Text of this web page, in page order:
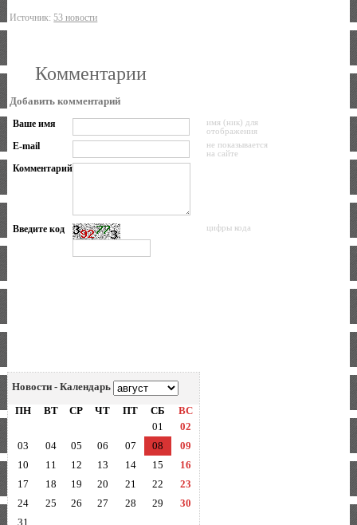
Источник:53 новости
Комментарии
Добавить комментарий
Ваше имя
имя (ник) для
отображения
E-mail
не показывается
на сайте
Комментарий
Введите код цифры кода
Новости - Календарь
ПН
ВТ СР ЧТ ПТ СБ
ВС
01
02
03
04 05 06 07 08
09
10
11 12 13 14 15
16
17
18 19 20 21 22
23
24
25 26 27 28 29
30
31